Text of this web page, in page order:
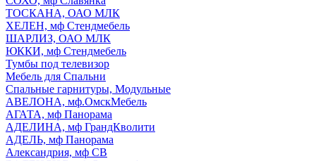
ТОСКАНА, ОАО МЛК
ХЕЛЕН, мф Стендмебель
ШАРЛИЗ, ОАО МЛК
ЮККИ, мф Стендмебель
Тумбы под телевизор
Мебель для Спальни
Спальные гарнитуры, Модульные
АВЕЛОНА, мф.ОмскМебель
АГАТА, мф Панорама
АДЕЛИНА, мф ГрандКволити
АДЕЛЬ, мф Панорама
Александрия, мф СВ